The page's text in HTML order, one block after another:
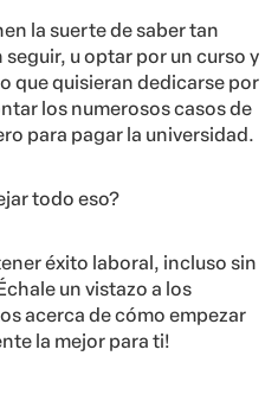
la suerte de saber tan
u optar por un curso y
que quisieran dedicarse por
los numerosos casos de
para pagar la universidad.
todo eso?
éxito laboral, incluso sin
un vistazo a los
acerca de cómo empezar
la mejor para ti!